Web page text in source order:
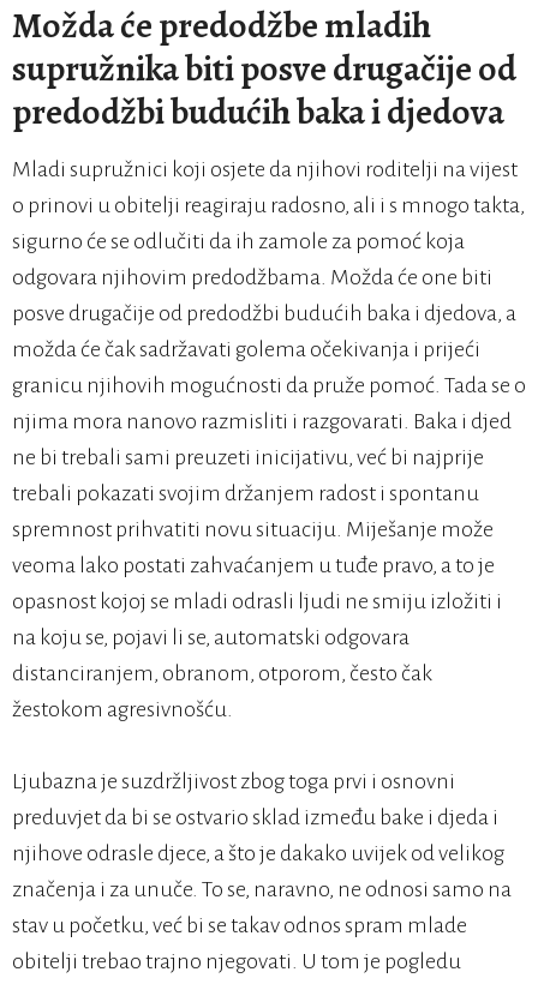
Možda će predodžbe mladih
supružnika biti posve drugačije od
predodžbi budućih baka i djedova
Mladi supružnici koji osjete da njihovi roditelji na vijest
o prinovi u obitelji reagiraju radosno, ali i s mnogo takta,
sigurno će se odlučiti da ih zamole za pomoć koja
odgovara njihovim predodžbama. Možda će one biti
posve drugačije od predodžbi budućih baka i djedova, a
možda će čak sadržavati golema očekivanja i prijeći
granicu njihovih mogućnosti da pruže pomoć. Tada se o
njima mora nanovo razmisliti i razgovarati. Baka i djed
ne bi trebali sami preuzeti inicijativu, već bi najprije
trebali pokazati svojim držanjem radost i spontanu
spremnost prihvatiti novu situaciju. Miješanje može
veoma lako postati zahvaćanjem u tuđe pravo, a to je
opasnost kojoj se mladi odrasli ljudi ne smiju izložiti i
na koju se, pojavi li se, automatski odgovara
distanciranjem, obranom, otporom, često čak
žestokom agresivnošću.
Ljubazna je suzdržljivost zbog toga prvi i osnovni
preduvjet da bi se ostvario sklad između bake i djeda i
njihove odrasle djece, a što je dakako uvijek od velikog
značenja i za unuče. To se, naravno, ne odnosi samo na
stav u početku, već bi se takav odnos spram mlade
obitelji trebao trajno njegovati. U tom je pogledu